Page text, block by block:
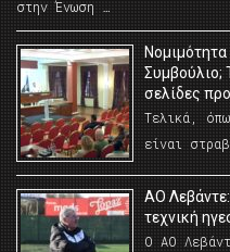
στην Ένωση …
Συμβούλιο;
σελίδες
Τελικά,
είναι
ΑΟ
τεχνική
Ο ΑΟ